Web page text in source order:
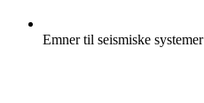
Emner til seismiske systemer